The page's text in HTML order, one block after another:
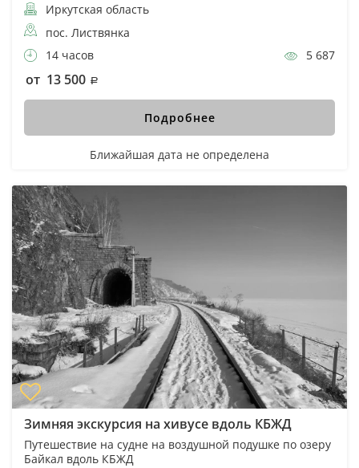
Иркутская область
пос. Листвянка
14 часов
5 687
от 13 500
Подробнее
Ближайшая дата не определена
Зимняя экскурсия на хивусе вдоль КБЖД
Путешествие на судне на воздушной подушке по озеру
Байкал вдоль КБЖД